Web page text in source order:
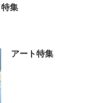
集
アート特集